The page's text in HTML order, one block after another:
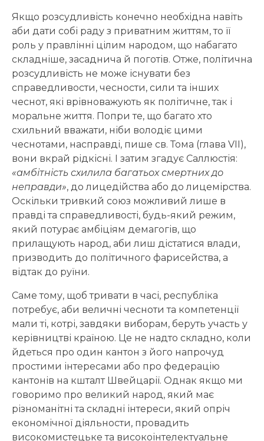
Якщо розсудливість конечно необхідна навіть
аби дати собі раду з приватним життям, то її
роль у правлінні цілим народом, що набагато
складніше, засаднича й поготів. Отже, політична
розсудливість не може існувати без
справедливости, чесности, сили та інших
чеснот, які врівноважують як політичне, так і
моральне життя. Попри те, що багато хто
схильний вважати, ніби володіє цими
чеснотами, насправді, пише св. Тома (глава VII),
вони вкрай рідкісні. І затим згадує Саллюстія:
«амбітність схилила багатьох смертних до
неправди», до лицедійства або до лицемірства.
Оскільки тривкий союз можливий лише в
правді та справедливості, будь-який режим,
який потурає амбіціям демагогів, що
прилащують народ, аби лиш дістатися влади,
призводить до політичного фарисейства, а
відтак до руїни.
Саме тому, щоб тривати в часі, республіка
потребує, аби величні чесноти та компетенції
мали ті, котрі, завдяки виборам, беруть участь у
керівництві країною. Це не надто складно, коли
йдеться про один кантон з його напрочуд
простими інтересами або про федерацію
кантонів на кшталт Швейцарії. Однак якщо ми
говоримо про великий народ, який має
різноманітні та складні інтереси, який опріч
економічної діяльности, провадить
високомистецьке та високоінтелектуальне